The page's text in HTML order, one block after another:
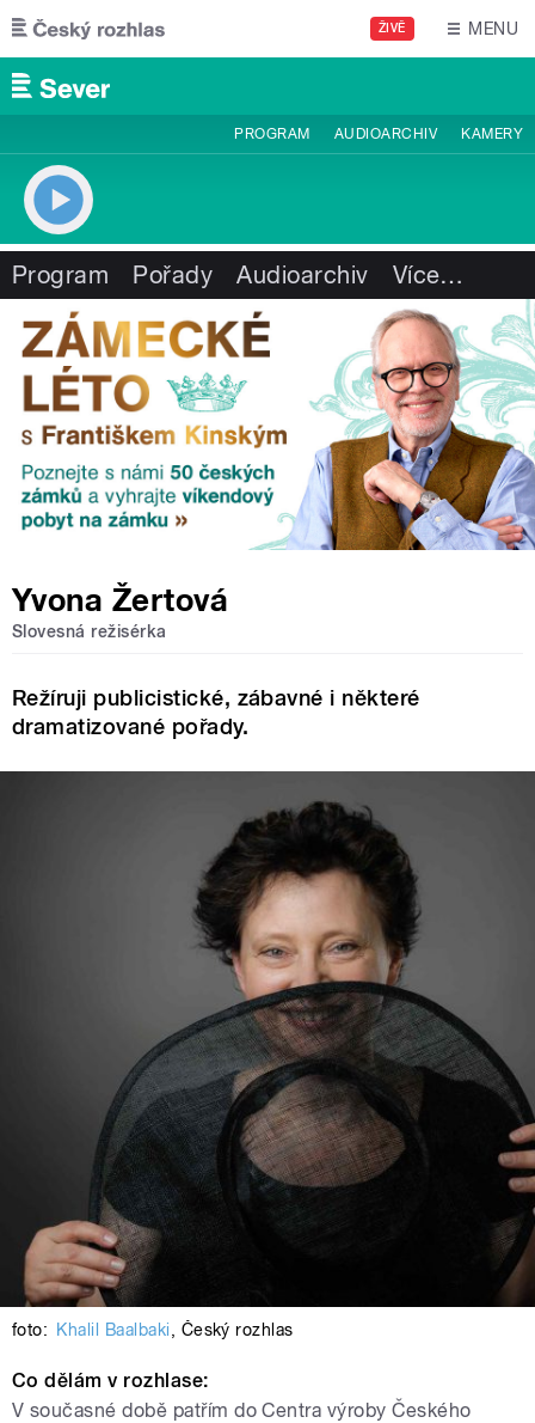
Přejít k hlavnímu obsahu
ŽIVĚ MENU
PROGRAM AUDIOARCHIV KAMERY
Program Pořady Audioarchiv Více…
Yvona Žertová
Slovesná režisérka
Režíruji publicistické, zábavné i některé
dramatizované pořady.
foto: Khalil Baalbaki, Český rozhlas
Co dělám v rozhlase:
V současné době patřím do Centra výroby Českého